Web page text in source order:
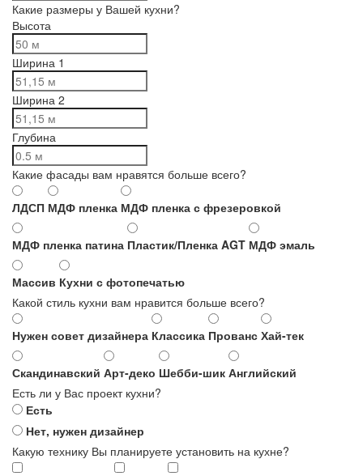
Какие размеры у Вашей кухни?
Высота
Ширина 1
Ширина 2
Глубина
Какие фасады вам нравятся больше всего?
ЛДСП МДФ пленка МДФ пленка с фрезеровкой
МДФ пленка патина Пластик/Пленка AGT МДФ эмаль
Массив Кухни с фотопечатью
Какой стиль кухни вам нравится больше всего?
Нужен совет дизайнера Классика Прованс Хай-тек
Скандинавский Арт-деко Шебби-шик Английский
Есть ли у Вас проект кухни?
Есть
Нет, нужен дизайнер
Какую технику Вы планируете установить на кухне?